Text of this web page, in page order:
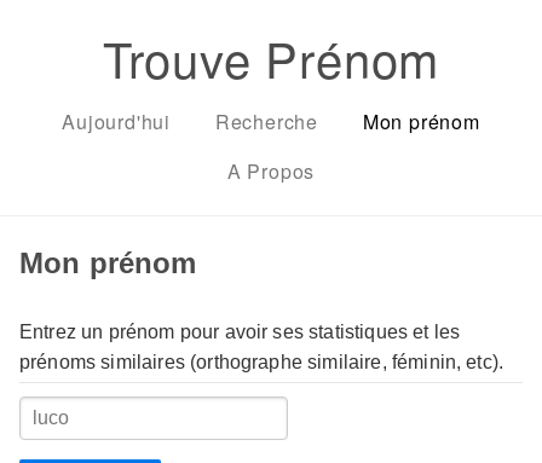
Trouve Prénom
Aujourd'hui Recherche
Mon prénom
A Propos
Mon prénom
Entrez un prénom pour avoir ses statistiques et les
prénoms similaires (orthographe similaire, féminin, etc).